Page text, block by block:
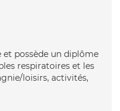
et possède un diplôme
respiratoires et les
loisirs, activités,